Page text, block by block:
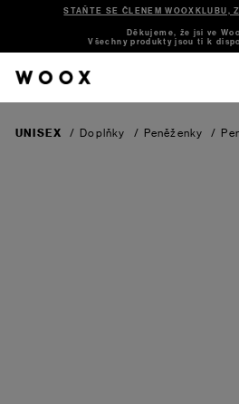
STAŇTE SE ČLENEM WOOXKLUBU,
Děkujeme, že jsi ve
Všechny produkty jsou ti k
UNISEX / Doplňky / Peněženky /